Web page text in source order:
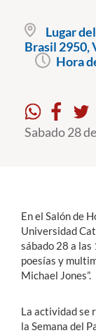
Pregrado
Postgrado
Estudiantes
English
Lugar
Brasil 2950,
Hora
Sabado 28
En el Salón de
Universidad
sábado 28 a
poesías y
Michael Jones”.
La actividad se
la Semana del